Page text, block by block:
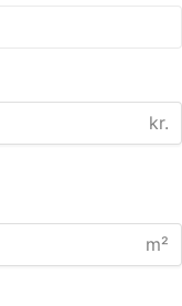
kr.
m²